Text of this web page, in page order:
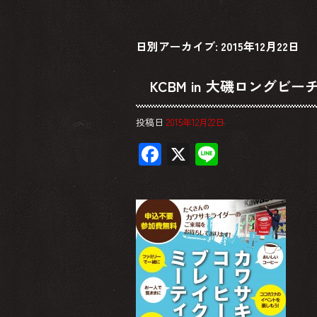
日別アーカイブ: 2015年12月22日
KCBM in 大磯ロングビ
投稿日 2015年12月22日
F
e
b
o
ok
X